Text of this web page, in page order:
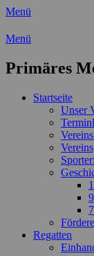
Menü
Freizeit mit
Menü
Primäres
Zum
Startseite
Unser
Regatten